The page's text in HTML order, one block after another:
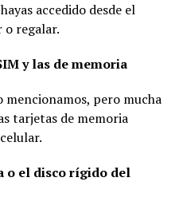
accedido desde el
o regalar.
y las de memoria
mencionamos, pero mucha
tarjetas de memoria
o el disco rígido del